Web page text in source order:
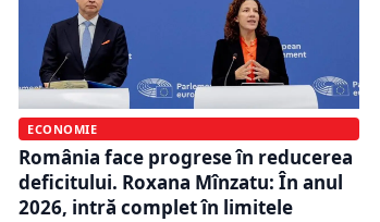
ECONOMIE
România face progrese în reducerea
deficitului. Roxana Mînzatu: În anul
2026, intră complet în limitele